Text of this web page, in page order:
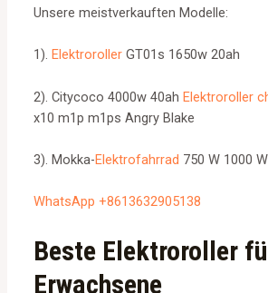
Unsere meistverkauften Modelle:
1). Elektroroller GT01s 1650w 20ah
2). Citycoco 4000w 40ahElektroroller
x10 m1p m1ps Angry Blake
3). Mokka-Elektrofahrrad 750 W 1000
WhatsApp +8613632905138
Beste Elektroroller
Erwachsene